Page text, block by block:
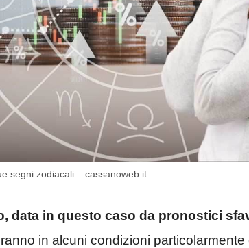
segni zodiacali – cassanoweb.it
data in questo caso da pronostici
in alcuni condizioni